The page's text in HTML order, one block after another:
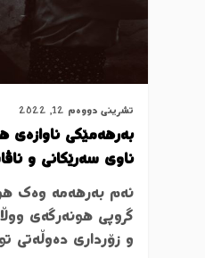
تشرینی دووەم 12, 2022
بەرهەمێکی ناوازەی
ناوی سەرێکانی و
ئەم بەرهەمە وەک
گروپی هونەرگەی
و زۆرداری دەوڵەتی